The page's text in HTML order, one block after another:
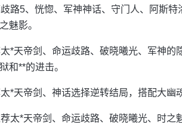
路5、恍惚、军神神话、守门人、阿斯
魅影。
*天帝剑、命运歧路、破晓曦光、军神的
和**的进击。
*天帝剑、神话选择逆转结局，搭配大幽
太*天帝剑、命运歧路、破晓曦光、时之